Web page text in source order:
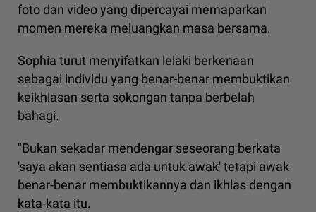
foto dan video yang dipercayai memaparkan
momen mereka meluangkan masa bersama.
Sophia turut menyifatkan lelaki berkenaan
sebagai individu yang benar-benar membuktikan
keikhlasan serta sokongan tanpa berbelah
bahagi.
"Bukan sekadar mendengar seseorang berkata
'saya akan sentiasa ada untuk awak' tetapi awak
benar-benar membuktikannya dan ikhlas dengan
kata-kata itu.